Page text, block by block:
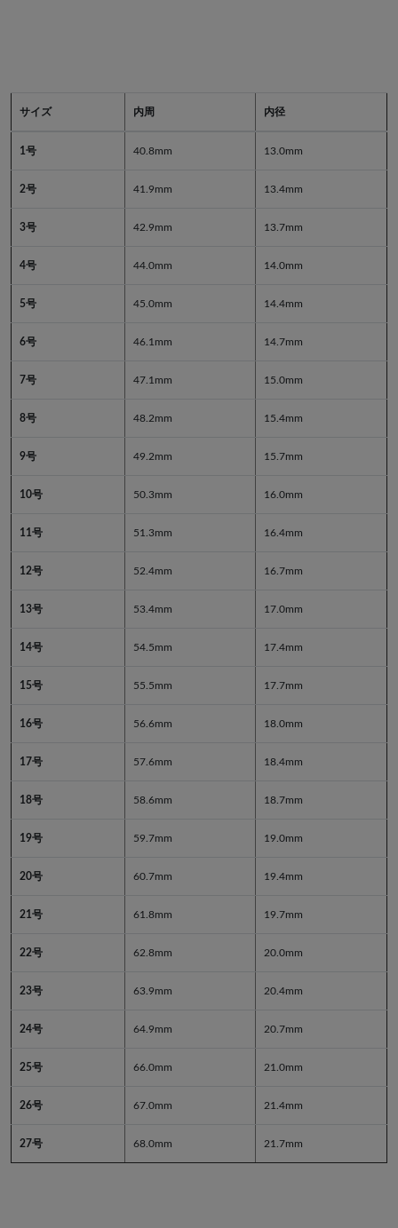
サイズ 内周 内径
1号 40.8mm 13.0mm
2号 41.9mm 13.4mm
3号 42.9mm 13.7mm
4号 44.0mm 14.0mm
5号 45.0mm 14.4mm
6号 46.1mm 14.7mm
7号 47.1mm 15.0mm
8号 48.2mm 15.4mm
9号 49.2mm 15.7mm
10号 50.3mm 16.0mm
11号 51.3mm 16.4mm
12号 52.4mm 16.7mm
13号 53.4mm 17.0mm
14号 54.5mm 17.4mm
15号 55.5mm 17.7mm
16号 56.6mm 18.0mm
17号 57.6mm 18.4mm
18号 58.6mm 18.7mm
19号 59.7mm 19.0mm
20号 60.7mm 19.4mm
21号 61.8mm 19.7mm
22号 62.8mm 20.0mm
23号 63.9mm 20.4mm
24号 64.9mm 20.7mm
25号 66.0mm 21.0mm
26号 67.0mm 21.4mm
27号 68.0mm 21.7mm